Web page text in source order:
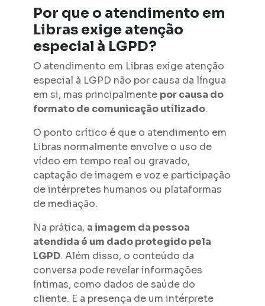
Por que o atendimento em
Libras exige atenção
especial à LGPD?
O atendimento em Libras exige atenção
especial à LGPD não por causa da língua
em si, mas principalmente por causa do
formato de comunicação utilizado.
O ponto crítico é que o atendimento em
Libras normalmente envolve o uso de
vídeo em tempo real ou gravado,
captação de imagem e voz e participação
de intérpretes humanos ou plataformas
de mediação.
Na prática, a imagem da pessoa
atendida é um dado protegido pela
LGPD. Além disso, o conteúdo da
conversa pode revelar informações
íntimas, como dados de saúde do
cliente. E a presença de um intérprete